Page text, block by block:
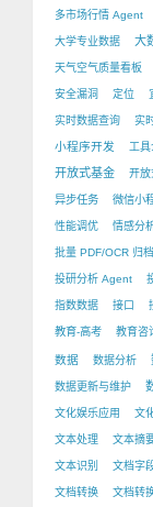
多市场行情 Agent
大学专业数据 大
天气空气质量看板
安全漏洞 定位
实时数据查询 实
小程序开发 工
开放式基金 开放
异步任务 微信小
性能调优 情感分
批量 PDF/OCR 归
投研分析 Agent
指数数据 接口
教育-高考 教育咨
数据 数据分析
数据更新与维护
文化娱乐应用 文
文本处理 文本摘
文本识别 文档字
文档转换 文档转